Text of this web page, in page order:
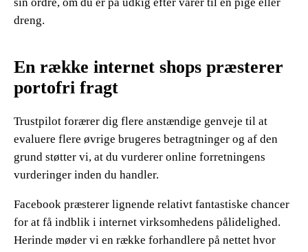
dreng.
En række internet shops præsterer
portofri fragt
Trustpilot forærer dig flere anstændige genveje til at
evaluere flere øvrige brugeres betragtninger og af den
grund støtter vi, at du vurderer online forretningens
vurderinger inden du handler.
Facebook præsterer lignende relativt fantastiske chancer
for at få indblik i internet virksomhedens pålidelighed.
Herinde møder vi en række forhandlere på nettet hvor